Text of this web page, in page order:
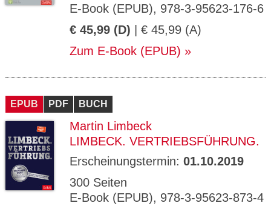
E-Book (EPUB), 978-3-95623-176-6
€ 45,99 (D) | € 45,99 (A)
Zum E-Book (EPUB)
EPUB PDF BUCH
Martin Limbeck
LIMBECK. VERTRIEBSFÜHRUNG.
Erscheinungstermin: 01.10.2019
300 Seiten
E-Book (EPUB), 978-3-95623-873-4